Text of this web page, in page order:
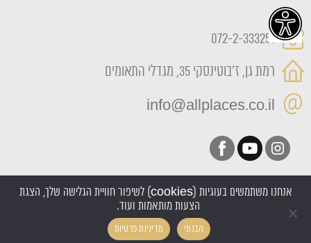
072-2-333251
רמת גן, ז'בוטינסקי 35, מגדלי התאומים
info@allplaces.co.il
כל הזכויות שמורות All Places 2022
אנחנו משתמשים בעוגיות (cookies) לשיפור חוויית הגלישה שלך, הצגת
הצעות מותאמות ועוד.
הבנתי מדיניות פרטיות